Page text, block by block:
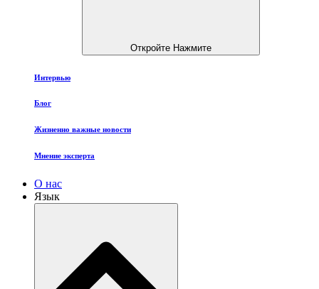
Откройте Нажмите
Интервью
Блог
Жизненно важные новости
Мнение эксперта
О нас
Язык